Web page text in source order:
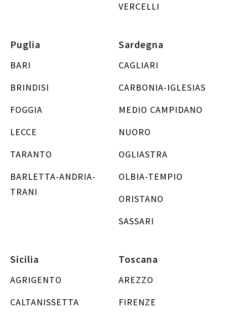
VERCELLI
Puglia
BARI
BRINDISI
FOGGIA
LECCE
TARANTO
BARLETTA-ANDRIA-
TRANI
Sardegna
CAGLIARI
CARBONIA-IGLESIAS
MEDIO CAMPIDANO
NUORO
OGLIASTRA
OLBIA-TEMPIO
ORISTANO
SASSARI
Sicilia
AGRIGENTO
CALTANISSETTA
Toscana
AREZZO
FIRENZE